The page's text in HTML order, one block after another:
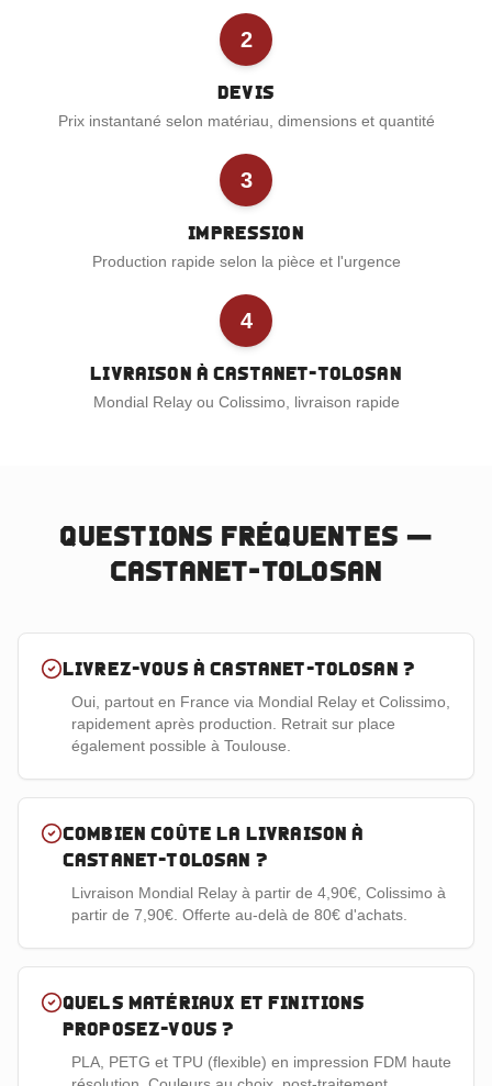
2
Devis
Prix instantané selon matériau, dimensions et quantité
3
Impression
Production rapide selon la pièce et l'urgence
4
Livraison à Castanet-Tolosan
Mondial Relay ou Colissimo, livraison rapide
Questions fréquentes —
Castanet-Tolosan
Livrez-vous à Castanet-Tolosan ?
Oui, partout en France via Mondial Relay et Colissimo,
rapidement après production. Retrait sur place
également possible à Toulouse.
Combien coûte la livraison à
Castanet-Tolosan ?
Livraison Mondial Relay à partir de 4,90€, Colissimo à
partir de 7,90€. Offerte au-delà de 80€ d'achats.
Quels matériaux et finitions
proposez-vous ?
PLA, PETG et TPU (flexible) en impression FDM haute